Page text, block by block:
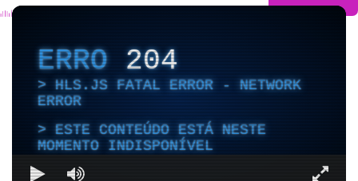
ERRO204
HLS.JS FATAL ERROR - NETWORK
ERROR
ESTE CONTEÚDO ESTÁ NESTE
MOMENTO INDISPONÍVEL